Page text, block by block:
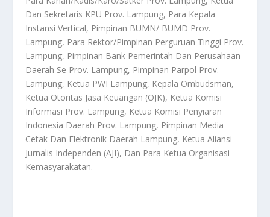
Dan Sekretaris KPU Prov. Lampung, Para Kepala
Instansi Vertical, Pimpinan BUMN/ BUMD Prov.
Lampung, Para Rektor/Pimpinan Perguruan Tinggi Prov.
Lampung, Pimpinan Bank Pemerintah Dan Perusahaan
Daerah Se Prov. Lampung, Pimpinan Parpol Prov.
Lampung, Ketua PWI Lampung, Kepala Ombudsman,
Ketua Otoritas Jasa Keuangan (OJK), Ketua Komisi
Informasi Prov. Lampung, Ketua Komisi Penyiaran
Indonesia Daerah Prov. Lampung, Pimpinan Media
Cetak Dan Elektronik Daerah Lampung, Ketua Aliansi
Jurnalis Independen (AJI), Dan Para Ketua Organisasi
Kemasyarakatan.